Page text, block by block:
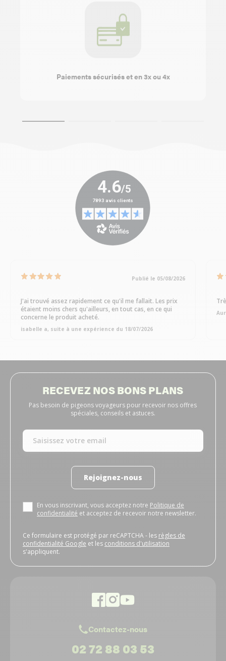
Paiements sécurisés et en 3x ou 4x
Publié le 05/08/2026
J'ai trouvé assez rapidement ce qu'il me fallait. Les prix
étaient moins chers qu'ailleurs, en tout cas, en ce qui
concerne le produit acheté.
isabelle a, suite à une expérience du 18/07/2026
RECEVEZ NOS BONS PLANS
Pas besoin de pigeons voyageurs pour recevoir nos offres
spéciales, conseils et astuces.
Rejoignez-nous
En vous inscrivant, vous acceptez notre Politique de
confidentialité et acceptez de recevoir notre newsletter.
Ce formulaire est protégé par reCAPTCHA - les règles de
confidentialité Google et les conditions d'utilisation
s'appliquent.
Contactez-nous
02 72 88 03 53